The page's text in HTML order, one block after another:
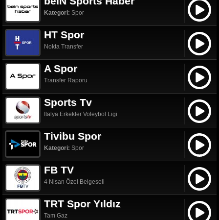
Kategori: Spor
HT Spor
Nokta Transfer
A Spor
Transfer Raporu
Sports Tv
İtalya Erkekler Voleybol Ligi
Tivibu Spor
Kategori: Spor
FB TV
4 Nisan Özel Belgeseli
TRT Spor Yıldız
Tam Gaz